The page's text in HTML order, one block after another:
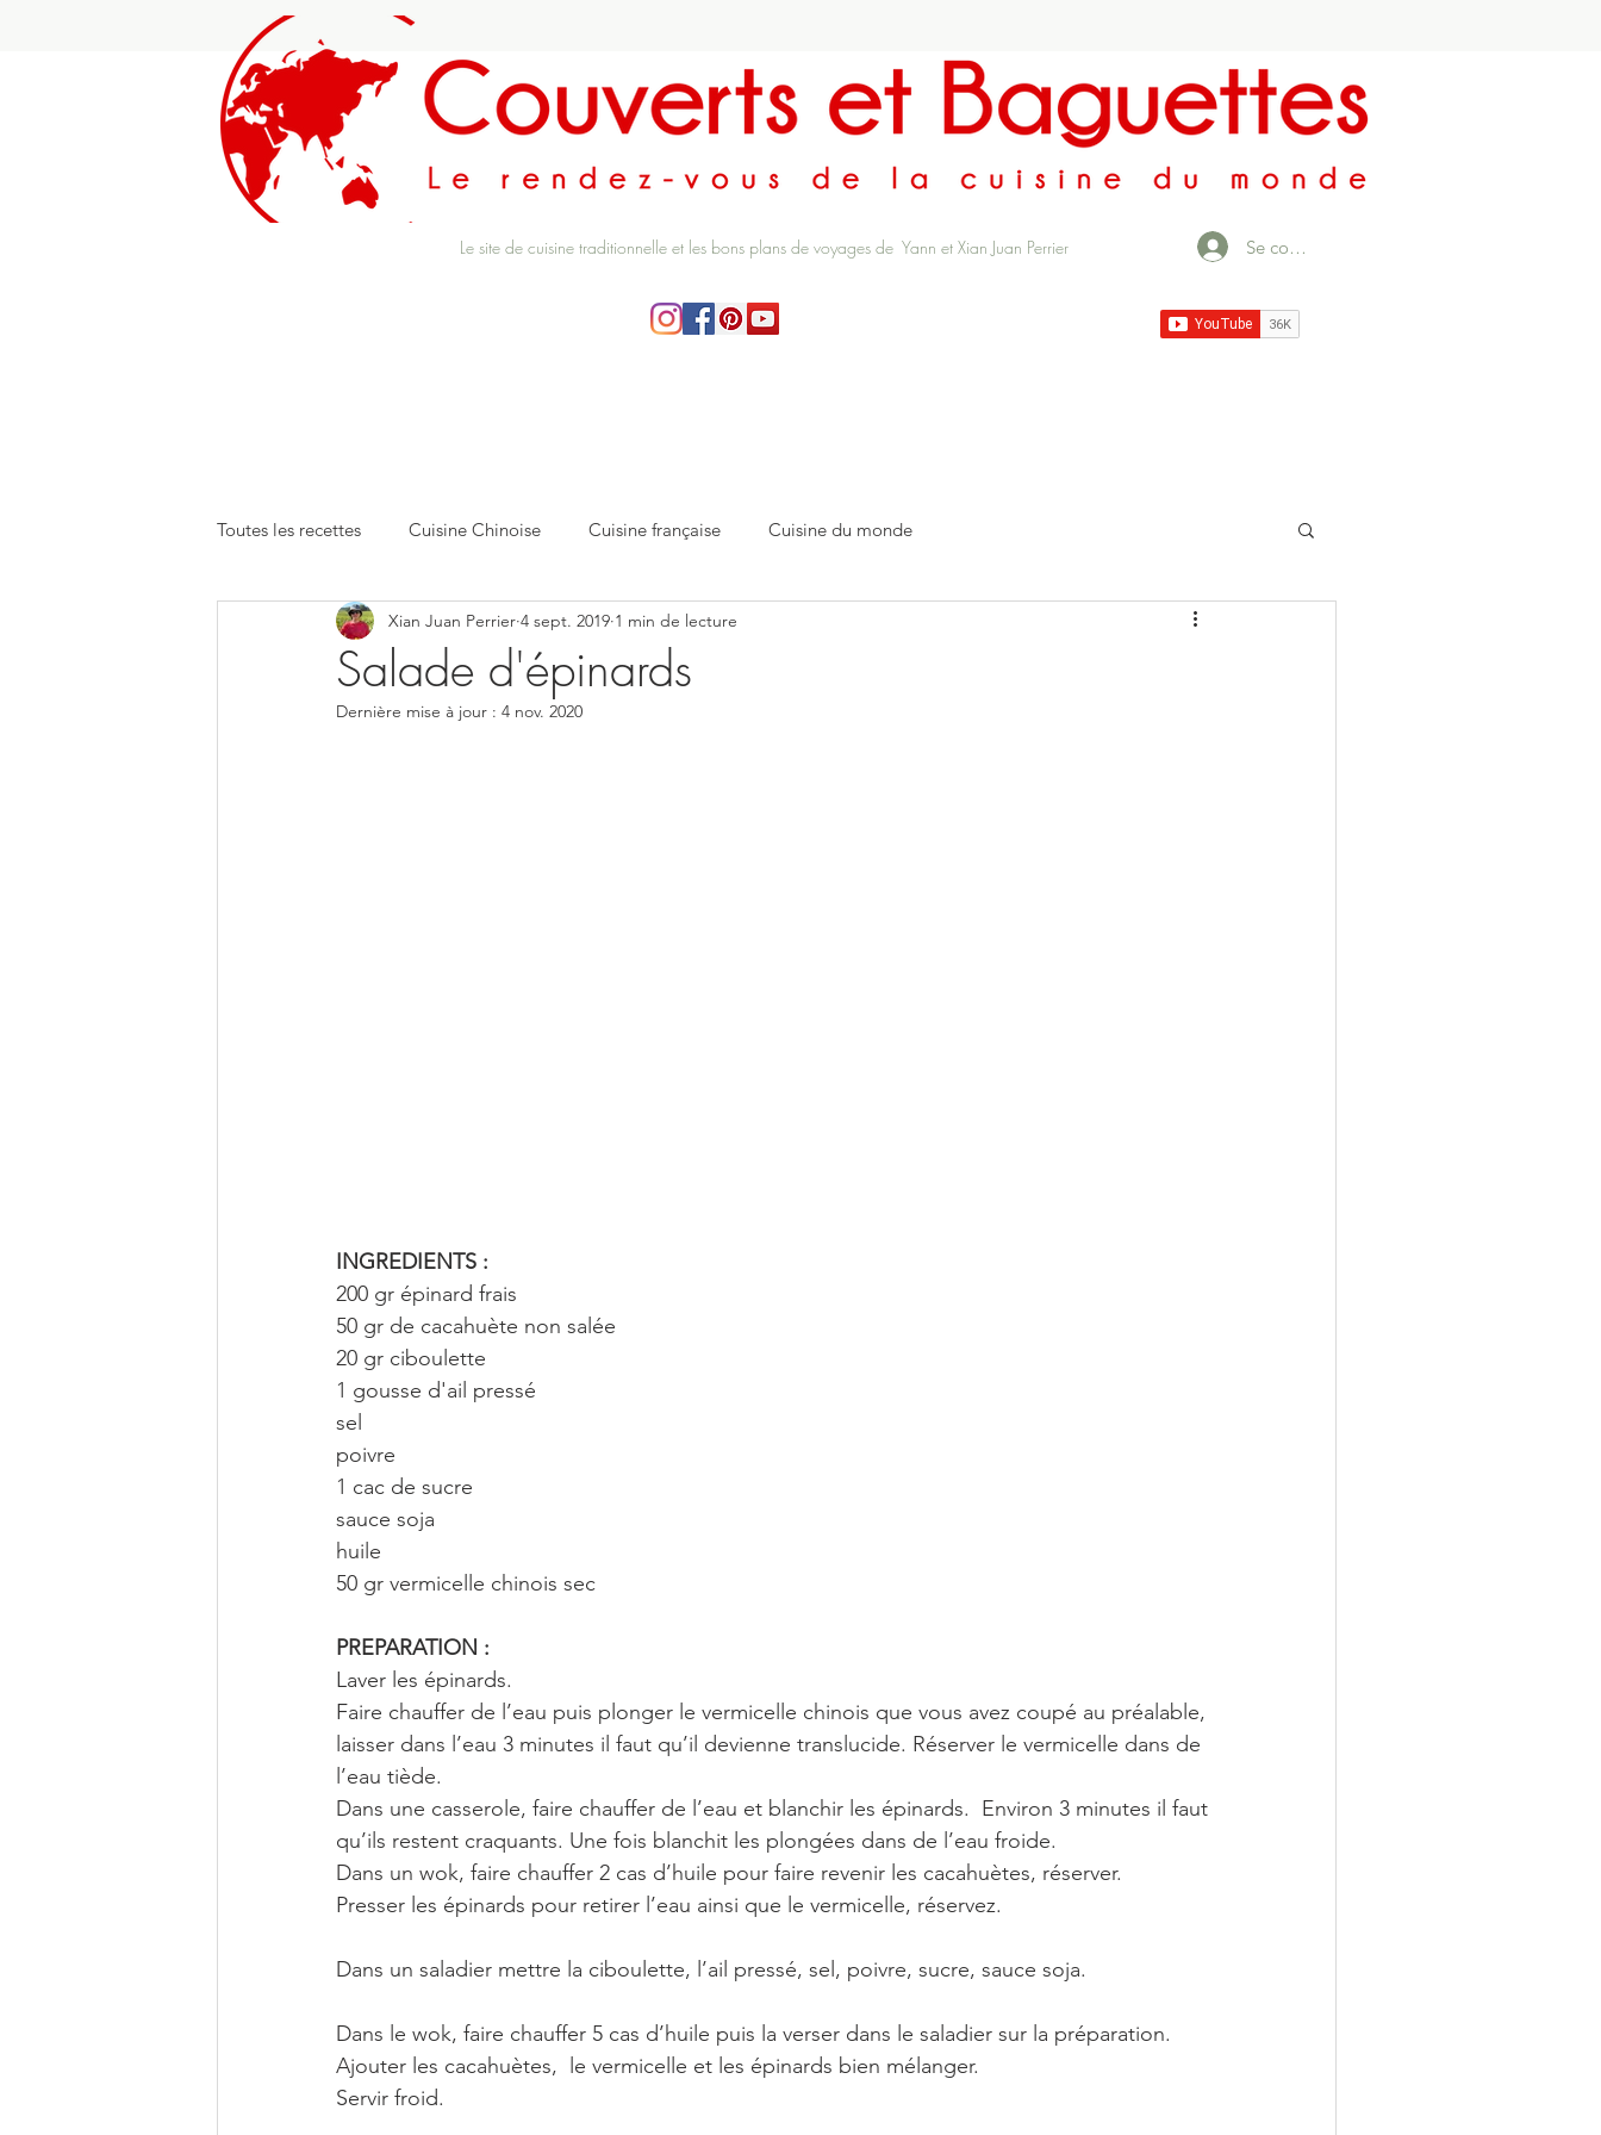
Le site de cuisine traditionnelle et les bons plans de voyages de Yann et Xian Juan Perrier Se connecter
Toutes les recettes Cuisine Chinoise Cuisine française Cuisine du monde
Salade d'épinards
Xian Juan Perrier 4 sept. 2019 1 min de lecture
Dernière mise à jour : 4 nov. 2020
INGREDIENTS :
200 gr épinard frais
50 gr de cacahuète non salée
20 gr ciboulette
1 gousse d'ail pressé
sel
poivre
1 cac de sucre
sauce soja
huile
50 gr vermicelle chinois sec
PREPARATION :
Laver les épinards.
Faire chauffer de l’eau puis plonger le vermicelle chinois que vous avez coupé au préalable,
laisser dans l’eau 3 minutes il faut qu’il devienne translucide. Réserver le vermicelle dans de
l’eau tiède.
Dans une casserole, faire chauffer de l’eau et blanchir les épinards.  Environ 3 minutes il faut
qu’ils restent craquants. Une fois blanchit les plongées dans de l’eau froide.
Dans un wok, faire chauffer 2 cas d’huile pour faire revenir les cacahuètes, réserver.
Presser les épinards pour retirer l’eau ainsi que le vermicelle, réservez.
Dans un saladier mettre la ciboulette, l’ail pressé, sel, poivre, sucre, sauce soja.
Dans le wok, faire chauffer 5 cas d’huile puis la verser dans le saladier sur la préparation.
Ajouter les cacahuètes,  le vermicelle et les épinards bien mélanger.
Servir froid.